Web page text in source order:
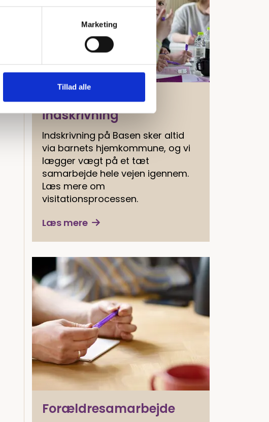
Marketing
Tillad alle
Visitation og
indskrivning
Indskrivning på Basen sker altid
via barnets hjemkommune, og vi
lægger vægt på et tæt
samarbejde hele vejen igennem.
Læs mere om
visitationsprocessen.
Læs mere
Forældresamarbejde